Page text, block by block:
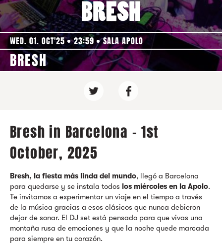
WED. 01. OCT'25 23:59 SALA APOLO
BRESH
Bresh in Barcelona - 1st
October, 2025
Bresh, la fiesta más linda del mundo, llegó a Barcelona
para quedarse y se instala todos los miércoles en la Apolo.
Te invitamos a experimentar un viaje en el tiempo a través
de la música gracias a esos clásicos que nunca debieron
dejar de sonar. El DJ set está pensado para que vivas una
montaña rusa de emociones y que la noche quede marcada
para siempre en tu corazón.